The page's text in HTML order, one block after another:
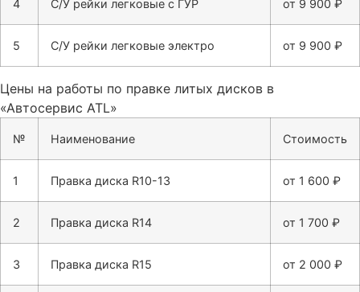
4 С/У рейки легковые с ГУР от 9 900 ₽
5 С/У рейки легковые электро от 9 900 ₽
Цены на работы по правке литых дисков в
«Автосервис ATL»
№ Наименование Стоимость
1 Правка диска R10-13 от 1 600 ₽
2 Правка диска R14 от 1 700 ₽
3 Правка диска R15 от 2 000 ₽